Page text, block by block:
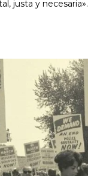
justa y necesaria».